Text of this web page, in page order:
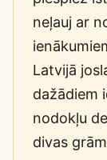
neļauj ar
Latvijā
dažādiem
nodokļu
divas